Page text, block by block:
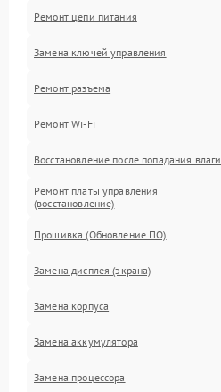
Ремонт цепи питания
Замена ключей управления
Ремонт разъема
Ремонт Wi-Fi
Восстановление после попадания влаги
Ремонт платы управления
(восстановление)
Прошивка (Обновление ПО)
Замена дисплея (экрана)
Замена корпуса
Замена аккумулятора
Замена процессора